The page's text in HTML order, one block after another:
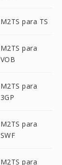
M2TS para TS
M2TS para
VOB
M2TS para
3GP
M2TS para
SWF
M2TS para